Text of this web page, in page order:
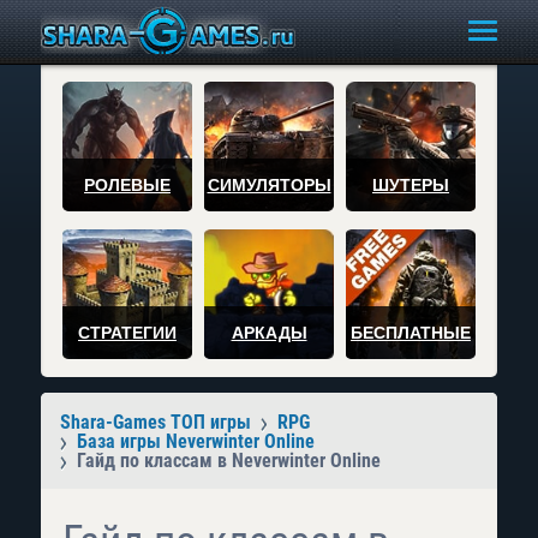
РОЛЕВЫЕ СИМУЛЯТОРЫ ШУТЕРЫ
СТРАТЕГИИ АРКАДЫ БЕСПЛАТНЫЕ
Shara-Games ТОП игры
RPG
База игры Neverwinter Online
Гайд по классам в Neverwinter Online